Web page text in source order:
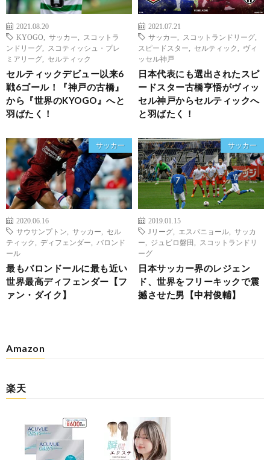
2021.08.20
KYOGO
サッカー
スコットラ
ンドリーグ
スコティッシュ・プレ
ミアリーグ
セルティック
セルティックデビュー以来6
戦6ゴール！『神戸の古橋』
から『世界のKYOGO』へと
羽ばたく！
2021.07.21
サッカー
スコットランドリーグ
スピードスター
セルティック
ヴィ
ッセル神戸
日本代表にも選出されたスピ
ードスター古橋亨悟がヴィッ
セル神戸からセルティックへ
と羽ばたく！
サッカー
2020.06.16
サウサンプトン
サッカー
セル
ティック
ディフェンダー
バロンド
ール
最もバロンドールに最も近い
世界最高ディフェンダー【フ
ァン・ダイク】
サッカー
2019.01.15
Jリーグ
エスパニョール
サッカ
ー
ジュビロ磐田
スコットランドリ
ーグ
日本サッカー界のレジェン
ド、世界をフリーキックで震
撼させた男【中村俊輔】
Amazon
楽天